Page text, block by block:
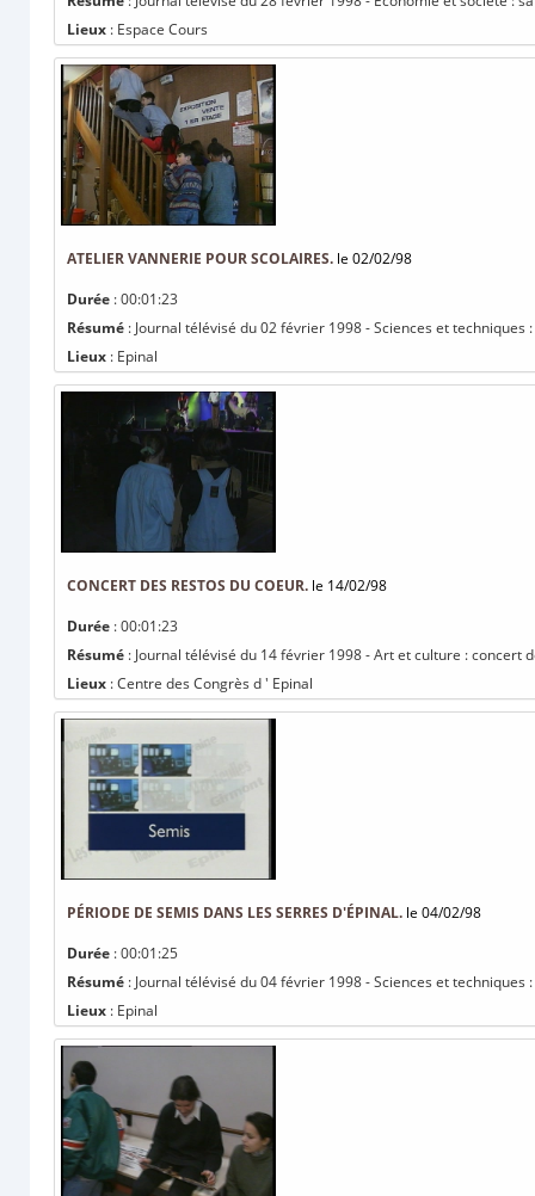
Lieux : Espace Cours
ATELIER VANNERIE POUR SCOLAIRES. le 02/02/98
Durée : 00:01:23
Résumé : Journal télévisé du 02 février 1998 - Sciences et
Lieux : Epinal
CONCERT DES RESTOS DU COEUR. le 14/02/98
Durée : 00:01:23
Résumé : Journal télévisé du 14 février 1998 - Art et culture : concert
Lieux : Centre des Congrès d ' Epinal
PÉRIODE DE SEMIS DANS LES SERRES D'ÉPINAL. le 04/02/98
Durée : 00:01:25
Résumé : Journal télévisé du 04 février 1998 - Sciences et
Lieux : Epinal